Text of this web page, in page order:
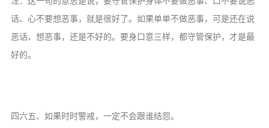
话、心不要想恶事，就是很好了。如果单单不做恶事，可是还在说
恶话、想恶事，还是不好的。要身口意三样，都守管保护，才是最
好的。
四六五、如果时时警戒，一定不会跟谁结怨。